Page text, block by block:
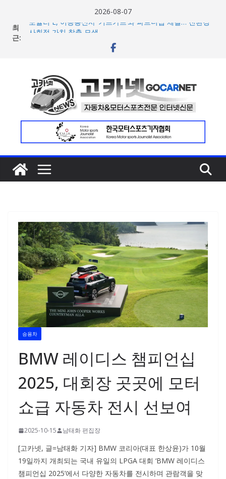
2026-08-07
최
근:
포뮬러 E, 이동통신사 ‘기프가프’와 파트너십 체결… 친환경·
람보르기니, 이탈리아 우주비행사 네스폴리와 ‘미우라 SV’
공개… 본격 계약 개시
아우디, 405일 만에 완성한 초고성능 슈퍼카 ‘누볼라리’ 제
작 비하인드 영상 공개
[신차] 가주 레이싱, 주행 성능 강화한 ‘GR86’ 부분변경 모델
공개… 일본서 28일 계약 개시
승용차
BMW 레이디스 챔피언십
2025, 대회장 곳곳에 모터
쇼급 자동차 전시 선보여
2025-10-15 남태화 편집장
[고카넷, 글=남태화 기자] BMW 코리아(대표 한상윤)가 10월
19일까지 개최되는 국내 유일의 LPGA 대회 ‘BMW 레이디스
챔피언십 2025’에서 다양한 자동차를 전시하며 관람객을 맞